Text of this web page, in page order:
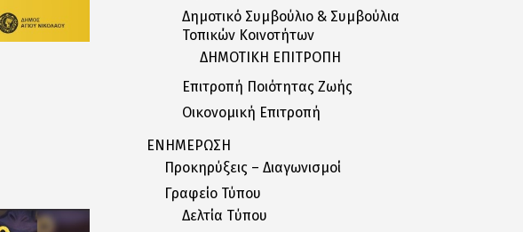
Δημοτικό Συμβούλιο & Συμβούλια
Τοπικών Κοινοτήτων
ΔΗΜΟΤΙΚΗ ΕΠΙΤΡΟΠΗ
Επιτροπή Ποιότητας Ζωής
Οικονομική Επιτροπή
ΕΝΗΜΕΡΩΣΗ
Προκηρύξεις – Διαγωνισμοί
Γραφείο Τύπου
Δελτία Tύπου